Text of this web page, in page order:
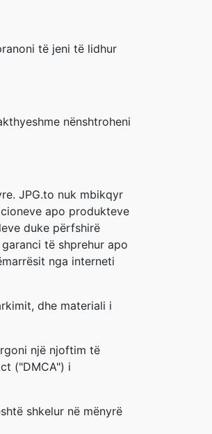
të jeni të lidhur
nënshtroheni
JPG.to nuk mbikqyr
apo produkteve
duke përfshirë
të shprehur apo
nga interneti
dhe materiali i
një njoftim të
("DMCA") i
shkelur në mënyrë